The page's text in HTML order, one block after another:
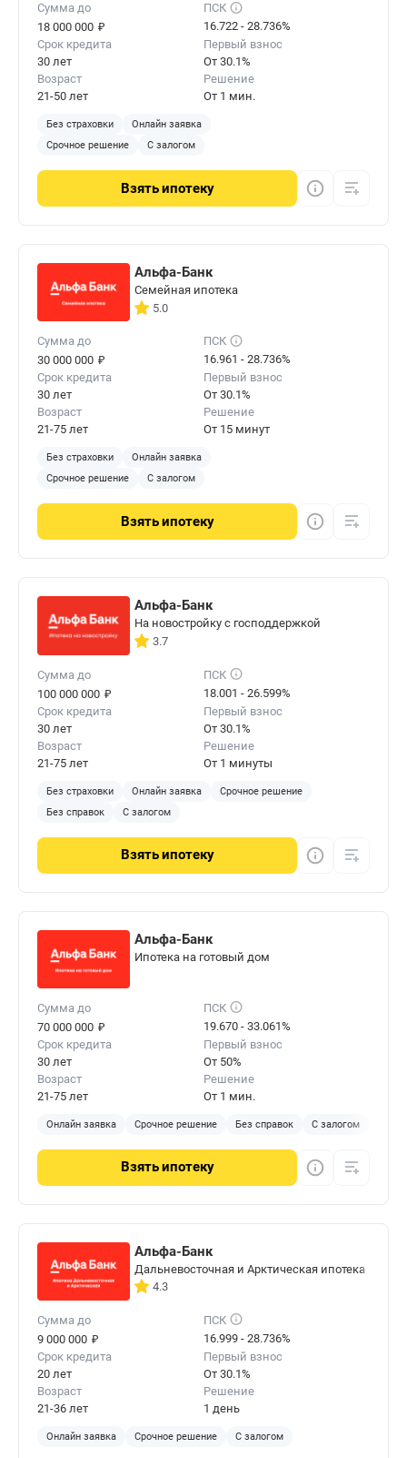
Сумма до
18 000 000 ₽
ПСК
16.722 - 28.736%
Срок кредита
30 лет
Первый взнос
От 30.1%
Возраст
21-50 лет
Решение
От 1 мин.
Без страховки
Онлайн заявка
Срочное решение
С залогом
Взятьипотеку
Альфа-Банк
Семейная ипотека
5.0
Сумма до
30 000 000 ₽
ПСК
16.961 - 28.736%
Срок кредита
30 лет
Первый взнос
От 30.1%
Возраст
21-75 лет
Решение
От 15 минут
Без страховки
Онлайн заявка
Срочное решение
С залогом
Взятьипотеку
Альфа-Банк
На новостройку с господдержкой
3.7
Сумма до
100 000 000 ₽
ПСК
18.001 - 26.599%
Срок кредита
30 лет
Первый взнос
От 30.1%
Возраст
21-75 лет
Решение
От 1 минуты
Без страховки Онлайн заявка
Срочное решение
Без справок
С залогом
Взятьипотеку
Альфа-Банк
Ипотека на готовый дом
Сумма до
70 000 000 ₽
ПСК
19.670 - 33.061%
Срок кредита
30 лет
Первый взнос
От 50%
Возраст
21-75 лет
Решение
От 1 мин.
Онлайн заявка Срочное решение Без справок С залогом
Взятьипотеку
Альфа-Банк
Дальневосточная и Арктическая ипотека
4.3
Сумма до
9 000 000 ₽
ПСК
16.999 - 28.736%
Срок кредита
20 лет
Первый взнос
От 30.1%
Возраст
21-36 лет
Решение
1 день
Онлайн заявка Срочное решение С залогом